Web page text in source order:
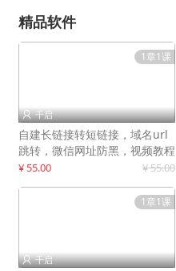
精品软件
1章1课
 千启
自建长链接转短链接，域名url
跳转，微信网址防黑，视频教程
手把手教你
¥ 55.00 ¥ 55.00
1章1课
 千启